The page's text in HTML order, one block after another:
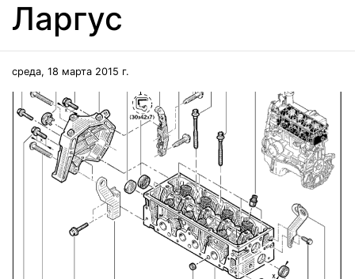
Ларгус
среда, 18 марта 2015 г.